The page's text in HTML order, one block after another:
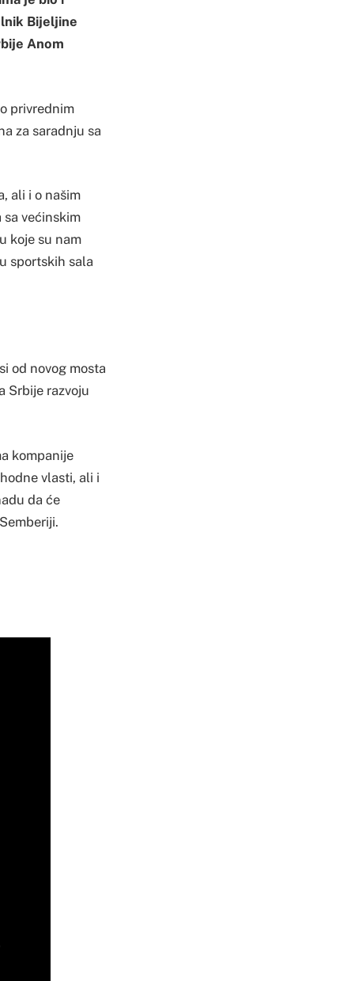
Bijeljine
Anom
privrednim
za saradnju sa
ali i o našim
većinskim
koje su nam
sportskih sala
od novog mosta
Srbije razvoju
kompanije
vlasti, ali i
da će